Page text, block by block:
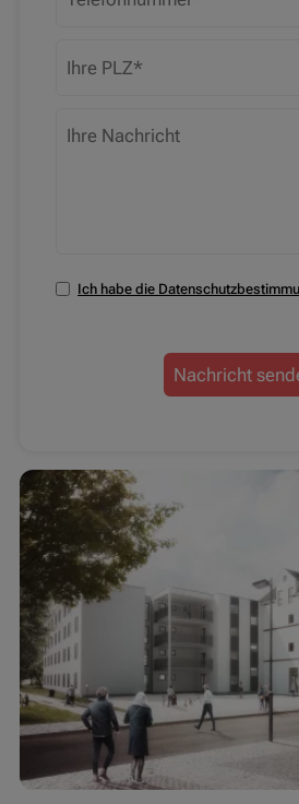
Datenschutzbestimmungen zustimmen
Ich habe die
Nachricht